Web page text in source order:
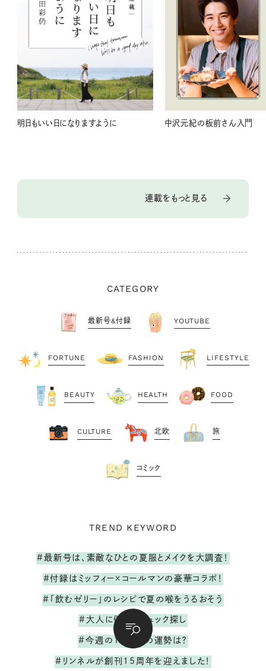
明日もいい日になりますように 中沢元紀の板前さん入門
連載をもっと見る
CATEGORY
最新号&付録 YOUTUBE
FORTUNE FASHION LIFESTYLE
BEAUTY HEALTH FOOD
CULTURE 北欧 旅
コミック
TREND KEYWORD
#最新号は、素敵なひとの夏服とメイクを大調査！
#付録はミッフィー×コールマンの豪華コラボ！
#「飲むゼリー」のレシピで夏の喉をうるおそう
#大人に似合うリュック探し
#今週の12星座の運勢は？
#リンネルが創刊15周年を迎えました！